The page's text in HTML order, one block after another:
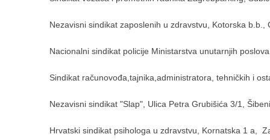
Nezavisni sindikat zaposlenih u zdravstvu, Kotorska b.b.,
Nacionalni sindikat policije Ministarstva unutarnjih
Sindikat računovođa,tajnika,administratora, tehničkih i
Nezavisni sindikat "Slap", Ulica Petra Grubišića 3/1,
Hrvatski sindikat psihologa u zdravstvu, Kornatska 1 a,